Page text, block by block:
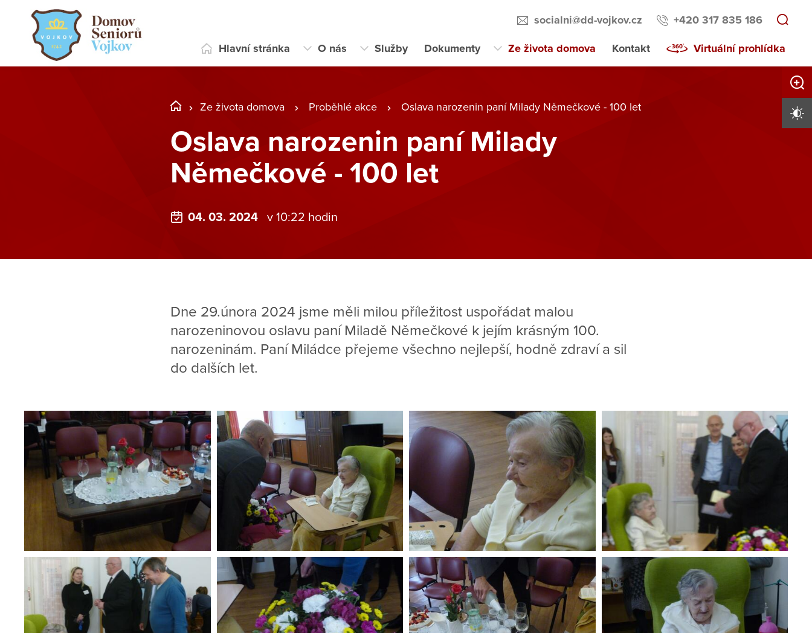
socialni@dd-vojkov.cz +420 317 835 186
Hlavní stránka O nás Služby Dokumenty Ze života domova Kontakt Virtuální prohlídka
Ze života domova Proběhlé akce Oslava narozenin paní Milady Němečkové - 100 let
Oslava narozenin paní Milady
Němečkové - 100 let
04. 03. 2024 v 10:22 hodin
Dne 29.února 2024 jsme měli milou příležitost uspořádat malou
narozeninovou oslavu paní Miladě Němečkové k jejím krásným 100.
narozeninám. Paní Miládce přejeme všechno nejlepší, hodně zdraví a sil
do dalších let.